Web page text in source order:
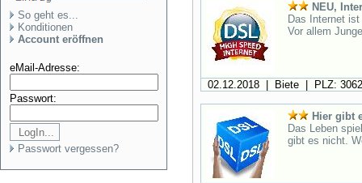
So geht es...
Konditionen
Account eröffnen
eMail-Adresse:
Passwort:
Passwort vergessen?
NEU,
Das Internet
Vor allem
02.12.2018 | Biete | PLZ:
Hier gibt
Das Leben
gibt es nicht.